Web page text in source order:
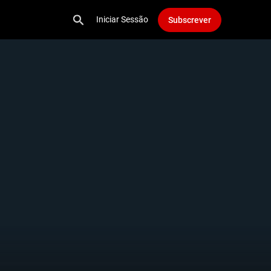
Iniciar Sessão Subscrever